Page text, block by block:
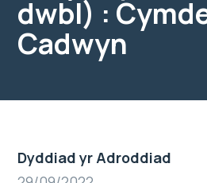
dwbl) :
Cadwyn
Dyddiad yr Adroddiad